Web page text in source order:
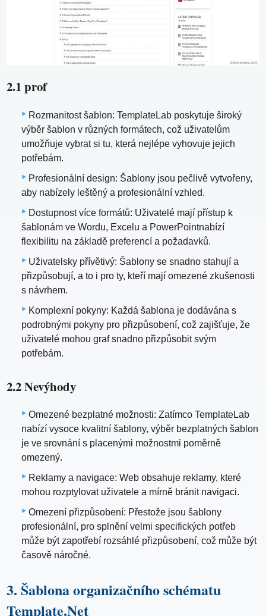
2.1 prof
Rozmanitost šablon: TemplateLab poskytuje široký
výběr šablon v různých formátech, což uživatelům
umožňuje vybrat si tu, která nejlépe vyhovuje jejich
potřebám.
Profesionální design: Šablony jsou pečlivě vytvořeny,
aby nabízely leštěný a profesionální vzhled.
Dostupnost více formátů: Uživatelé mají přístup k
šablonám ve Wordu, Excelu a PowerPointnabízí
flexibilitu na základě preferencí a požadavků.
Uživatelsky přívětivý: Šablony se snadno stahují a
přizpůsobují, a to i pro ty, kteří mají omezené zkušenosti
s návrhem.
Komplexní pokyny: Každá šablona je dodávána s
podrobnými pokyny pro přizpůsobení, což zajišťuje, že
uživatelé mohou graf snadno přizpůsobit svým
potřebám.
2.2 Nevýhody
Omezené bezplatné možnosti: Zatímco TemplateLab
nabízí vysoce kvalitní šablony, výběr bezplatných šablon
je ve srovnání s placenými možnostmi poměrně
omezený.
Reklamy a navigace: Web obsahuje reklamy, které
mohou rozptylovat uživatele a mírně bránit navigaci.
Omezení přizpůsobení: Přestože jsou šablony
profesionální, pro splnění velmi specifických potřeb
může být zapotřebí rozsáhlé přizpůsobení, což může být
časově náročné.
3. Šablona organizačního schématu
Template.Net